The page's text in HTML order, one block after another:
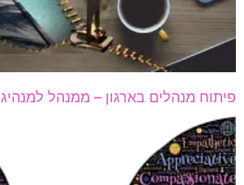
פיתוח מנהלים בארגון – ממנהל למנהיג